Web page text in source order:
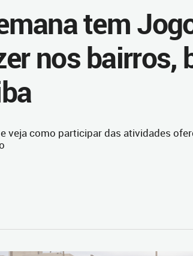
tem
nos bairros,
veja como participar das atividades